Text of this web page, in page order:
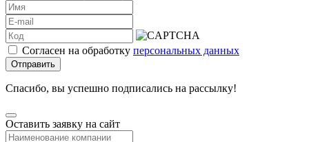
Согласен на обработку персональных данных
Отправить
Спасибо, вы успешно подписались на рассылку!
Оставить заявку на сайт